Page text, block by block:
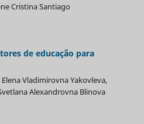
Cristina Santiago
de educação para
Vladimirovna Yakovleva,
Alexandrovna Blinova